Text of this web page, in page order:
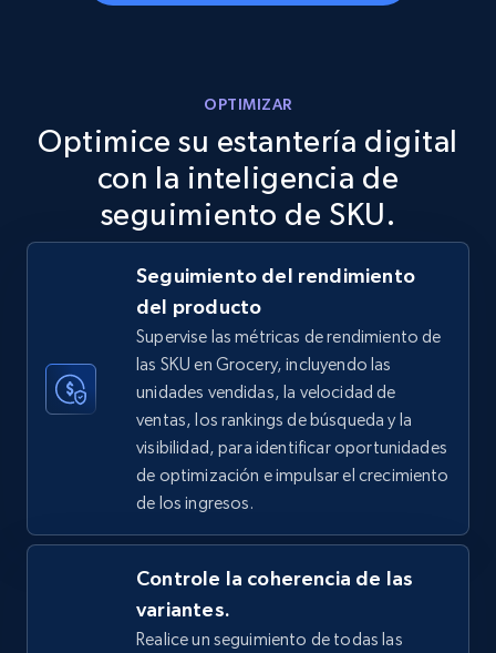
URL, Final price, Sku, Currency, Gtin,
TikTok Shop
URL, Title, Available, Description, Currency, Initial
price, Final price, Discount percent, and more.
668+ Comenzar ahora
TikTok Shop - category
URL, Title, Available, Description, Currency, Initial
price, Final price, Discount percent, and more.
668+ Comenzar ahora
OPTIMIZAR
Optimice su estantería digital
con la inteligencia de
seguimiento de SKU.
Seguimiento del rendimiento
del producto
Supervise las métricas de rendimiento de
las SKU en Grocery, incluyendo las
unidades vendidas, la velocidad de
ventas, los rankings de búsqueda y la
visibilidad, para identificar oportunidades
de optimización e impulsar el crecimiento
de los ingresos.
Controle la coherencia de las
variantes.
Realice un seguimiento de todas las